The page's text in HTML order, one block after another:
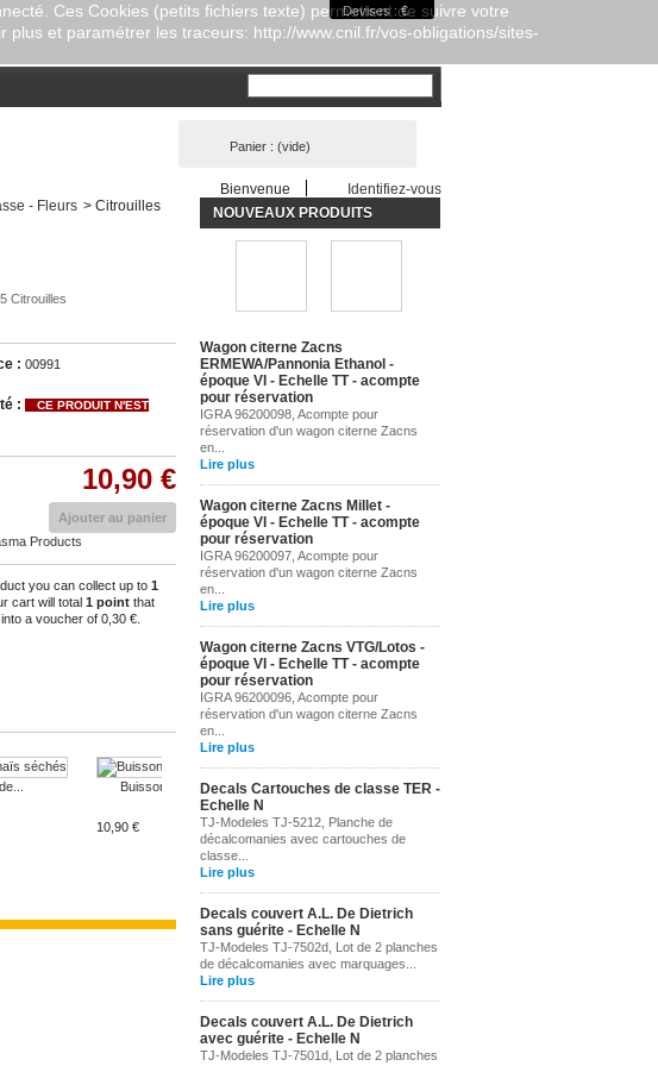
Devises : €
Panier : (vide)
Bienvenue
Identifiez-vous
- Fleurs > Citrouilles
Citrouilles
: 00991
:
CE PRODUIT N'EST
10,90 €
Ajouter au panier
you can collect up to 1
cart will total 1 point that
a voucher of 0,30 €
Buissons en...
10,90 €
Plants de...
10,90 €
Pieds de maïs
NOUVEAUX PRODUITS
Wagon citerne Zacns
ERMEWA/Pannonia Ethanol -
époque VI - Echelle TT - acompte
pour réservation
IGRA 96200098, Acompte pour
réservation d'un wagon citerne Zacns
en...
Lire plus
Wagon citerne Zacns Millet -
époque VI - Echelle TT - acompte
pour réservation
IGRA 96200097, Acompte pour
réservation d'un wagon citerne Zacns
en...
Lire plus
Wagon citerne Zacns VTG/Lotos -
époque VI - Echelle TT - acompte
pour réservation
IGRA 96200096, Acompte pour
réservation d'un wagon citerne Zacns
en...
Lire plus
Decals Cartouches de classe TER -
Echelle N
TJ-Modeles TJ-5212, Planche de
décalcomanies avec cartouches de
classe...
Lire plus
Decals couvert A.L. De Dietrich
sans guérite - Echelle N
TJ-Modeles TJ-7502d, Lot de 2 planches
de décalcomanies avec marquages...
Lire plus
Decals couvert A.L. De Dietrich
avec guérite - Echelle N
TJ-Modeles TJ-7501d, Lot de 2 planches
Ces Cookies (petits fichiers texte) permettent de suivre votre
et paramétrer les traceurs: http://www.cnil.fr/vos-obligations/sites-